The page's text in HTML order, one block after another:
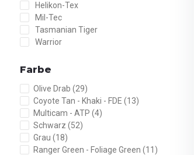
Helikon-Tex
Mil-Tec
Tasmanian Tiger
Warrior
Farbe
Olive Drab (29)
Coyote Tan - Khaki - FDE (13)
Multicam - ATP (4)
Schwarz (52)
Grau (18)
Ranger Green - Foliage Green (11)